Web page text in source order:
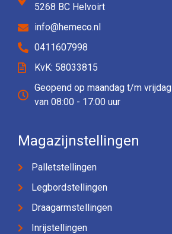
5268 BC Helvoirt
info@hemeco.nl
0411607998
KvK: 58033815
Geopend op maandag t/m vrijdag
van 08:00 - 17:00 uur
Magazijnstellingen
Palletstellingen
Legbordstellingen
Draagarmstellingen
Inrijstellingen